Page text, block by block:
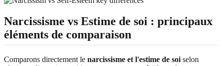
Narcissisme vs Estime de soi : principaux
éléments de comparaison
Comparons directement le narcissisme et l'estime de soi selon